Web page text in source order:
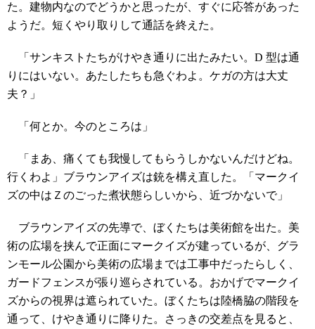
た。建物内なのでどうかと思ったが、すぐに応答があった
ようだ。短くやり取りして通話を終えた。
「サンキストたちがけやき通りに出たみたい。D 型は通
りにはいない。あたしたちも急ぐわよ。ケガの方は大丈
夫？」
「何とか。今のところは」
「まあ、痛くても我慢してもらうしかないんだけどね。
行くわよ」ブラウンアイズは銃を構え直した。「マークイ
ズの中はＺのごった煮状態らしいから、近づかないで」
ブラウンアイズの先導で、ぼくたちは美術館を出た。美
術の広場を挟んで正面にマークイズが建っているが、グラ
ンモール公園から美術の広場までは工事中だったらしく、
ガードフェンスが張り巡らされている。おかげでマークイ
ズからの視界は遮られていた。ぼくたちは陸橋脇の階段を
通って、けやき通りに降りた。さっきの交差点を見ると、